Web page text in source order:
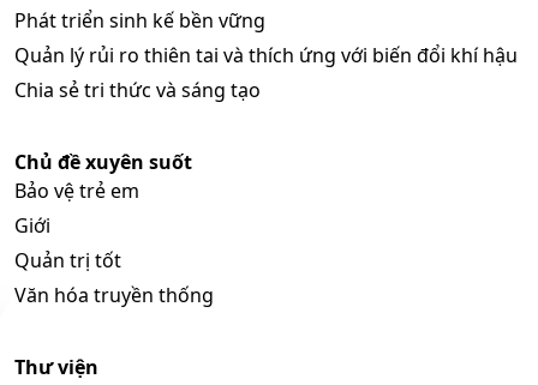
Phát triển sinh kế bền vững
Quản lý rủi ro thiên tai và thích ứng với biến đổi khí hậu
Chia sẻ tri thức và sáng tạo
Chủ đề xuyên suốt
Bảo vệ trẻ em
Giới
Quản trị tốt
Văn hóa truyền thống
Thư viện